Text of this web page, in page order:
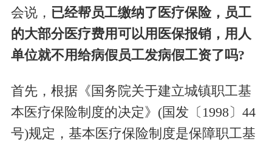
会说， 已经帮员工缴纳了医疗保险，员工
的大部分医疗费用可以用医保报销，用人
单位就不用给病假员工发病假工资了吗?
首先，根据《国务院关于建立城镇职工基
本医疗保险制度的决定》(国发〔1998〕44
号)规定，基本医疗保险制度是保障职工基